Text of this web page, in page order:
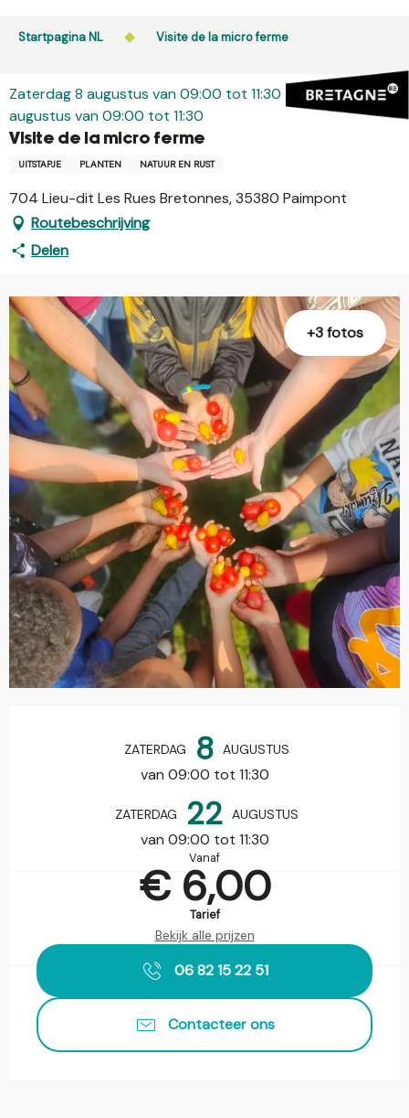
Startpagina NL Visite de la micro ferme
Zaterdag 8 augustus van 09:00 tot 11:30 / Zaterdag 22
augustus van 09:00 tot 11:30
Visite de la micro ferme
UITSTAPJE PLANTEN NATUUR EN RUST
704 Lieu-dit Les Rues Bretonnes, 35380 Paimpont
Routebeschrijving
Delen
+3 fotos
ZATERDAG 8 AUGUSTUS
van 09:00 tot 11:30
ZATERDAG 22 AUGUSTUS
van 09:00 tot 11:30
Vanaf
€ 6,00
Tarief
Bekijk alle prijzen
06 82 15 22 51
Contacteer ons